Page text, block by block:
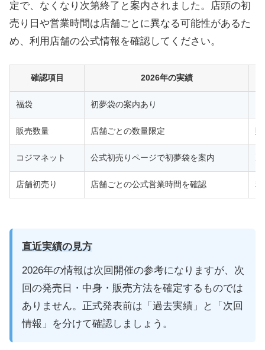
定で、なくなり次第終了と案内されました。店頭の初
売り日や営業時間は店舗ごとに異なる可能性があるた
め、利用店舗の公式情報を確認してください。
確認項目 2026年の実績
福袋 初夢袋の案内あり
販売数量 店舗ごとの数量限定
コジマネット 公式初売りページで初夢袋を案内
店舗初売り 店舗ごとの公式営業時間を確認 利
直近実績の見方
2026年の情報は次回開催の参考になりますが、次
回の発売日・中身・販売方法を確定するものでは
ありません。正式発表前は「過去実績」と「次回
情報」を分けて確認しましょう。